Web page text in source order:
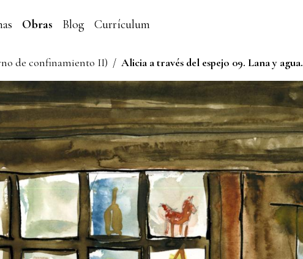
Obras Blog Currículum
de confinamiento II) / Alicia a través del espejo 09. Lana y agua.